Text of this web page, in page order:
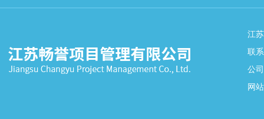
江
联
公
网